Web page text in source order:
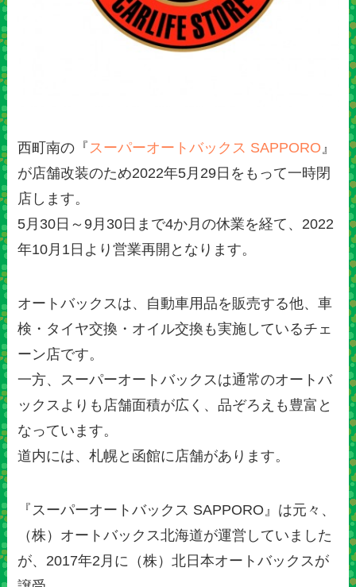
西町南の『スーパーオートバックス SAPPORO』
が店舗改装のため2022年5月29日をもって一時閉
店します。
5月30日～9月30日まで4か月の休業を経て、2022
年10月1日より営業再開となります。
オートバックスは、自動車用品を販売する他、車
検・タイヤ交換・オイル交換も実施しているチェ
ーン店です。
一方、スーパーオートバックスは通常のオートバ
ックスよりも店舗面積が広く、品ぞろえも豊富と
なっています。
道内には、札幌と函館に店舗があります。
『スーパーオートバックス SAPPORO』は元々、
（株）オートバックス北海道が運営していました
が、2017年2月に（株）北日本オートバックスが